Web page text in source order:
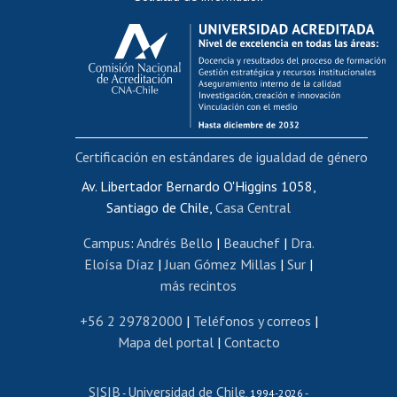
Calificación académica
Postulación al AUCAI
Funcionarias/os
Cursos internos de capacitación
Bienestar del personal
Portal de movilidad interna
Certificado de renta
Certificado de renta honorarios
Editar páginas blancas
Extranjeras/os
Revalidación y reconocimiento de títulos
Postulación al Programa de Movilidad Estudiantil
Cursos de español
Av. Libertador Bernardo O'Higgins 1058,
Santiago de Chile, Casa Central
Campus: Andrés Bello | Beauchef| Dra.
Eloísa Díaz | Juan Gómez Millas | Sur |
más recintos
+56 2 29782000 | Teléfonos y correos |
Mapa del portal| Contacto
SISIB - Universidad de Chile , 1994-2026 -
Certificación en estándares de igualdad de género